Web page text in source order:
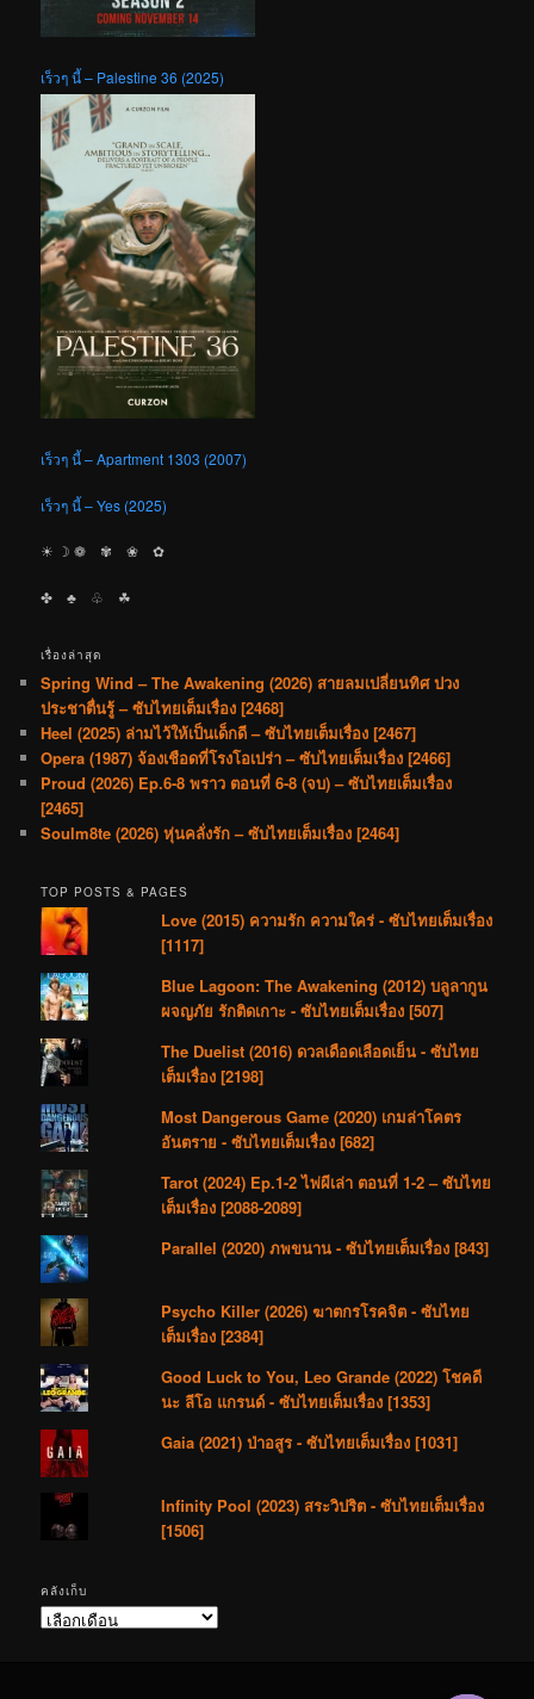
เร็วๆ นี้ – Palestine 36 (2025)
เร็วๆ นี้ – Apartment 1303 (2007)
เร็วๆ นี้ – Yes (2025)
☀︎ ☽ ❁ ✾ ❀ ✿
✤ ♣︎ ♧ ☘︎
เรื่องล่าสุด
Spring Wind – The Awakening (2026) สายลมเปลี่ยนทิศ ปวง
ประชาตื่นรู้ – ซับไทยเต็มเรื่อง [2468]
Heel (2025) ล่ามไว้ให้เป็นเด็กดี – ซับไทยเต็มเรื่อง [2467]
Opera (1987) จ้องเชือดที่โรงโอเปร่า – ซับไทยเต็มเรื่อง [2466]
Proud (2026) Ep.6-8 พราว ตอนที่ 6-8 (จบ) – ซับไทยเต็มเรื่อง
[2465]
Soulm8te (2026) หุ่นคลั่งรัก – ซับไทยเต็มเรื่อง [2464]
TOP POSTS & PAGES
Love (2015) ความรัก ความใคร่ - ซับไทยเต็มเรื่อง
[1117]
Blue Lagoon: The Awakening (2012) บลูลากูน
ผจญภัย รักติดเกาะ - ซับไทยเต็มเรื่อง [507]
The Duelist (2016) ดวลเดือดเลือดเย็น - ซับไทย
เต็มเรื่อง [2198]
Most Dangerous Game (2020) เกมล่าโคตร
อันตราย - ซับไทยเต็มเรื่อง [682]
Tarot (2024) Ep.1-2 ไพ่ผีเล่า ตอนที่ 1-2 – ซับไทย
เต็มเรื่อง [2088-2089]
Parallel (2020) ภพขนาน - ซับไทยเต็มเรื่อง [843]
Psycho Killer (2026) ฆาตกรโรคจิต - ซับไทย
เต็มเรื่อง [2384]
Good Luck to You, Leo Grande (2022) โชคดี
นะ ลีโอ แกรนด์ - ซับไทยเต็มเรื่อง [1353]
Gaia (2021) ป่าอสูร - ซับไทยเต็มเรื่อง [1031]
Infinity Pool (2023) สระวิปริต - ซับไทยเต็มเรื่อง
[1506]
คลังเก็บ
คลัง